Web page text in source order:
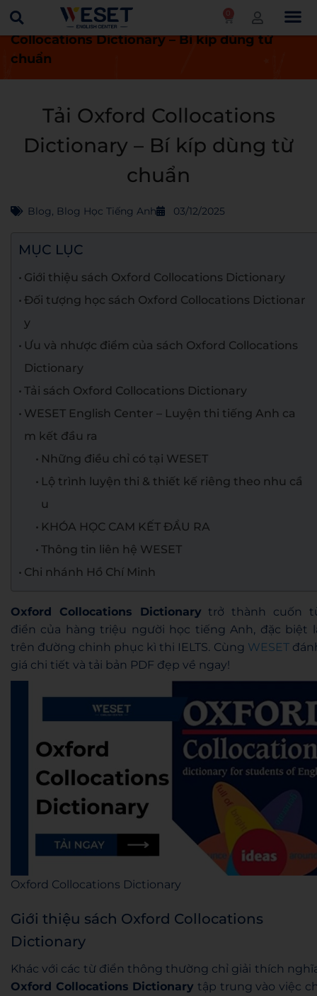
0
Trang chủ Blog
Tải Oxford
Collocations Dictionary – Bí kíp dùng từ
chuẩn
Tải Oxford Collocations
Dictionary – Bí kíp dùng từ
chuẩn
Blog, Blog Học Tiếng Anh 03/12/2025
MỤC LỤC
Giới thiệu sách Oxford Collocations Dictionary
Đối tượng học sách Oxford Collocations Dictionar
y
Ưu và nhược điểm của sách Oxford Collocations
Dictionary
Tải sách Oxford Collocations Dictionary
WESET English Center – Luyện thi tiếng Anh ca
m kết đầu ra
Những điều chỉ có tại WESET
Lộ trình luyện thi & thiết kế riêng theo nhu cầ
u
KHÓA HỌC CAM KẾT ĐẦU RA
Thông tin liên hệ WESET
Chi nhánh Hồ Chí Minh
Oxford Collocations Dictionary trở thành cuốn
điển của hàng triệu người học tiếng Anh, đặc biệt
trên đường chinh phục kì thi IELTS. Cùng WESET
giá chi tiết và tải bản PDF đẹp về ngay!
Oxford Collocations Dictionary
Giới thiệu sách Oxford Collocations
Dictionary
Khác với các từ điển thông thường chỉ giải thích
Oxford Collocations Dictionary tập trung vào việc